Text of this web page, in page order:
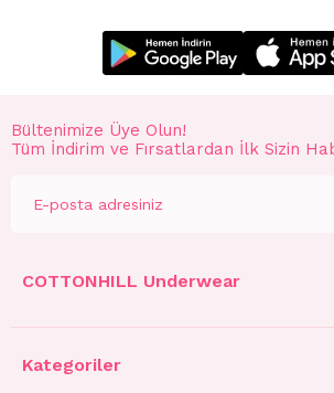
Bültenimize Üye Olun!
Tüm İndirim ve Fırsatlardan İlk Sizin
COTTONHILL Underwear
Kategoriler